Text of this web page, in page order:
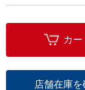
カ
店舗在庫を